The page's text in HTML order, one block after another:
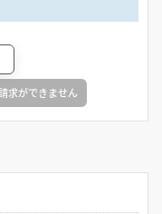
求ができません